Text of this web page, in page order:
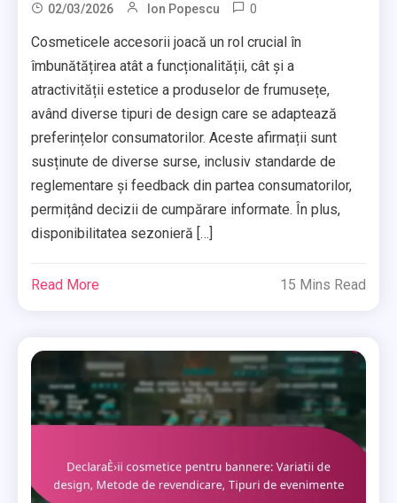
02/03/2026 Ion Popescu 0
Cosmeticele accesorii joacă un rol crucial în
îmbunătățirea atât a funcționalității, cât și a
atractivității estetice a produselor de frumusețe,
având diverse tipuri de design care se adaptează
preferințelor consumatorilor. Aceste afirmații sunt
susținute de diverse surse, inclusiv standarde de
reglementare și feedback din partea consumatorilor,
permițând decizii de cumpărare informate. În plus,
disponibilitatea sezonieră […]
Read More 15 Mins Read